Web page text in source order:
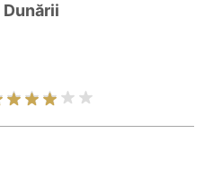
Dunării